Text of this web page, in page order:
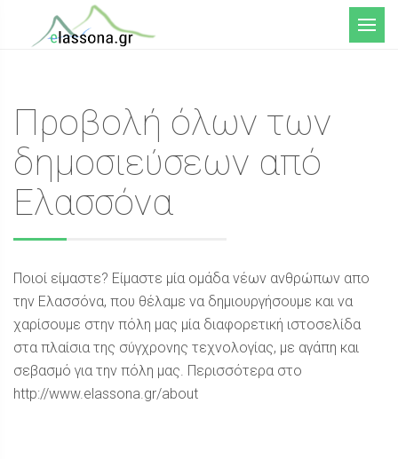
Μενού
Προβολή όλων των
δημοσιεύσεων από
Ελασσόνα
Ποιοί είμαστε? Είμαστε μία ομάδα νέων ανθρώπων απο
την Ελασσόνα, που θέλαμε να δημιουργήσουμε και να
χαρίσουμε στην πόλη μας μία διαφορετική ιστοσελίδα
στα πλαίσια της σύγχρονης τεχνολογίας, με αγάπη και
σεβασμό για την πόλη μας. Περισσότερα στο
http://www.elassona.gr/about